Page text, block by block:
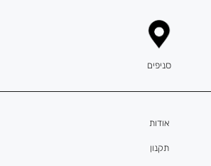
אודות
תקנון
סניפים